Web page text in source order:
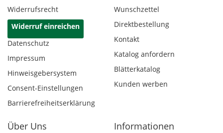
Widerrufsrecht
Widerruf einreichen
Datenschutz
Impressum
Hinweisgebersystem
Consent-Einstellungen
Barrierefreiheitserklärung
Wunschzettel
Direktbestellung
Kontakt
Katalog anfordern
Blätterkatalog
Kunden werben
Über Uns Informationen